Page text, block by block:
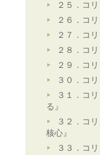
２５．コ
２６．コ
２７．コ
２８．コ
２９．コ
３０．コ
３１．コ
る』
３２．コ
核心』
３３．コ